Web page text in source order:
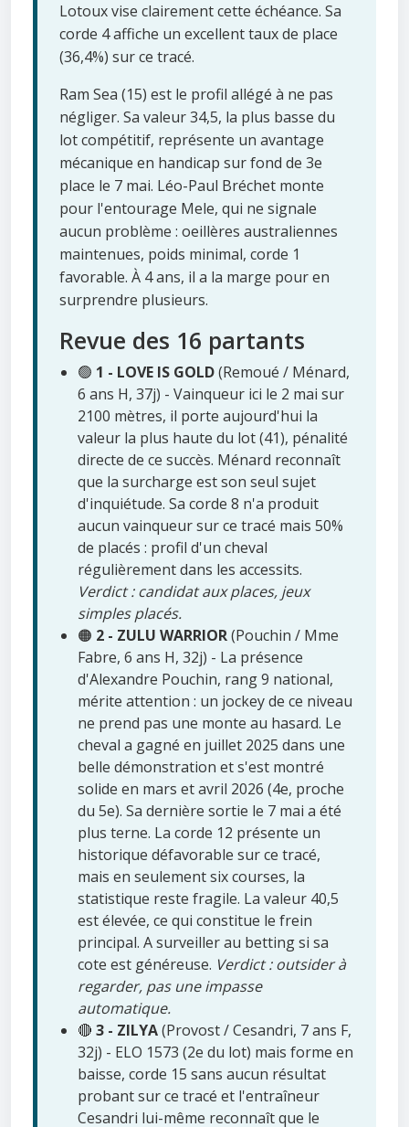
Lotoux vise clairement cette échéance. Sa
corde 4 affiche un excellent taux de place
(36,4%) sur ce tracé.
Ram Sea (15) est le profil allégé à ne pas
négliger. Sa valeur 34,5, la plus basse du
lot compétitif, représente un avantage
mécanique en handicap sur fond de 3e
place le 7 mai. Léo-Paul Bréchet monte
pour l'entourage Mele, qui ne signale
aucun problème : oeillères australiennes
maintenues, poids minimal, corde 1
favorable. À 4 ans, il a la marge pour en
surprendre plusieurs.
Revue des 16 partants
🟢 1 - LOVE IS GOLD(Remoué / Ménard,
6 ans H, 37j) - Vainqueur ici le 2 mai sur
2100 mètres, il porte aujourd'hui la
valeur la plus haute du lot (41), pénalité
directe de ce succès. Ménard reconnaît
que la surcharge est son seul sujet
d'inquiétude. Sa corde 8 n'a produit
aucun vainqueur sur ce tracé mais 50%
de placés : profil d'un cheval
régulièrement dans les accessits.
Verdict : candidat aux places, jeux
simples placés.
🟠 2 - ZULU WARRIOR(Pouchin / Mme
Fabre, 6 ans H, 32j) - La présence
d'Alexandre Pouchin, rang 9 national,
mérite attention : un jockey de ce niveau
ne prend pas une monte au hasard. Le
cheval a gagné en juillet 2025 dans une
belle démonstration et s'est montré
solide en mars et avril 2026 (4e, proche
du 5e). Sa dernière sortie le 7 mai a été
plus terne. La corde 12 présente un
historique défavorable sur ce tracé,
mais en seulement six courses, la
statistique reste fragile. La valeur 40,5
est élevée, ce qui constitue le frein
principal. A surveiller au betting si sa
cote est généreuse. Verdict : outsider à
regarder, pas une impasse
automatique.
🔴 3 - ZILYA(Provost / Cesandri, 7 ans F,
32j) - ELO 1573 (2e du lot) mais forme en
baisse, corde 15 sans aucun résultat
probant sur ce tracé et l'entraîneur
Cesandri lui-même reconnaît que le